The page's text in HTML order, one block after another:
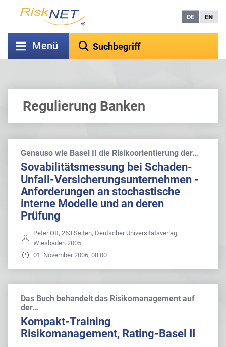
DE EN
Menü
Regulierung Banken
Genauso wie Basel II die Risikoorientierung der…
Sovabilitätsmessung bei Schaden-
Unfall-Versicherungsunternehmen -
Anforderungen an stochastische
interne Modelle und an deren
Prüfung
Peter Ott, 263 Seiten, Deutscher Universitätsverlag,
Wiesbaden 2005.
01. November 2006, 08:00
Das Buch behandelt das Risikomanagement auf
der…
Kompakt-Training
Risikomanagement, Rating-Basel II